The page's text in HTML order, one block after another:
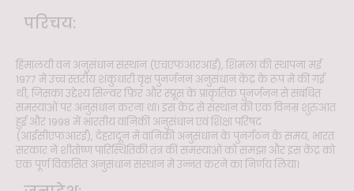
परिचय:
हिमालयी वन अनुसंधान संस्थान (एचएफआरआई), शिमला की स्थापना मई
1977 में उच्च स्तरीय शंकुधारी वृक्ष पुनर्जनन अनुसंधान केंद्र के रूप में की गई
थी, जिसका उद्देश्य सिल्वर फ़िर और स्प्रूस के प्राकृतिक पुनर्जनन से संबंधित
समस्याओं पर अनुसंधान करना था। इस केंद्र से संस्थान की एक विनम्र शुरुआत
हुई और 1998 में भारतीय वानिकी अनुसंधान एवं शिक्षा परिषद
(आईसीएफआरई), देहरादून में वानिकी अनुसंधान के पुनर्गठन के समय, भारत
सरकार ने शीतोष्ण पारिस्थितिकी तंत्र की समस्याओं को समझा और इस केंद्र को
एक पूर्ण विकसित अनुसंधान संस्थान में उन्नत करने का निर्णय लिया।